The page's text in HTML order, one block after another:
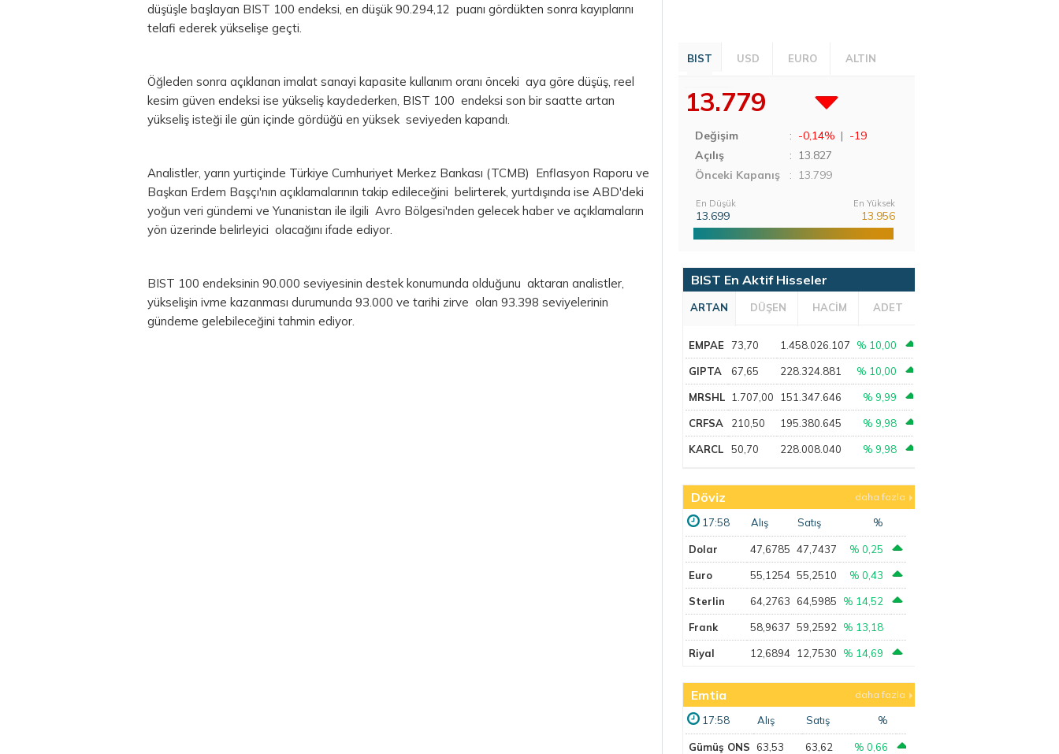
düşüşle başlayan BIST 100 endeksi, en düşük 90.294,12 puanı gördükten sonra kayıplarını
telafi ederek yükselişe geçti.
Öğleden sonra açıklanan imalat sanayi kapasite kullanım oranı önceki aya göre düşüş, reel
kesim güven endeksi ise yükseliş kaydederken, BIST 100 endeksi son bir saatte artan
yükseliş isteği ile gün içinde gördüğü en yüksek seviyeden kapandı.
Analistler, yarın yurtiçinde Türkiye Cumhuriyet Merkez Bankası (TCMB) Enflasyon Raporu ve
Başkan Erdem Başçı'nın açıklamalarının takip edileceğini belirterek, yurtdışında ise ABD'deki
yoğun veri gündemi ve Yunanistan ile ilgili Avro Bölgesi'nden gelecek haber ve açıklamaların
yön üzerinde belirleyici olacağını ifade ediyor.
BIST 100 endeksinin 90.000 seviyesinin destek konumunda olduğunu aktaran analistler,
yükselişin ivme kazanması durumunda 93.000 ve tarihi zirve olan 93.398 seviyelerinin
gündeme gelebileceğini tahmin ediyor.
BIST USD EURO ALTIN
13.779
Değişim : -0,14% | -19
Açılış
: 13.827
Önceki Kapanış
: 13.799
En Düşük
13.699
En Yüksek
13.956
BIST En Aktif Hisseler
ARTAN DÜŞEN HACİM ADET
EMPAE 73,70 1.458.026.107 % 10,00
GIPTA 67,65 228.324.881 % 10,00
MRSHL 1.707,00 151.347.646 % 9,99
CRFSA 210,50 195.380.645 % 9,98
KARCL 50,70 228.008.040 % 9,98
Döviz daha fazla
17:58 Alış Satış %
Dolar 47,6785 47,7437 % 0,25
Euro 55,1254 55,2510 % 0,43
Sterlin 64,2763 64,5985 % 14,52
Frank 58,9637 59,2592 % 13,18
Riyal 12,6894 12,7530 % 14,69
Emtia daha fazla
17:58 Alış Satış %
Gümüş ONS 63,53 63,62
% 0,66